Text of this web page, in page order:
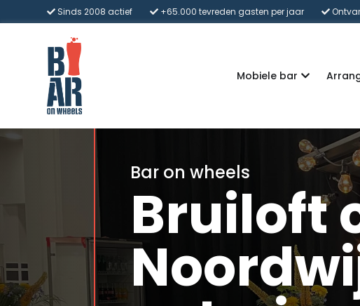
Sinds 2008 actief +65.000 tevreden gasten per jaar
Mobiele bar
Bar on wheels
Bruiloft